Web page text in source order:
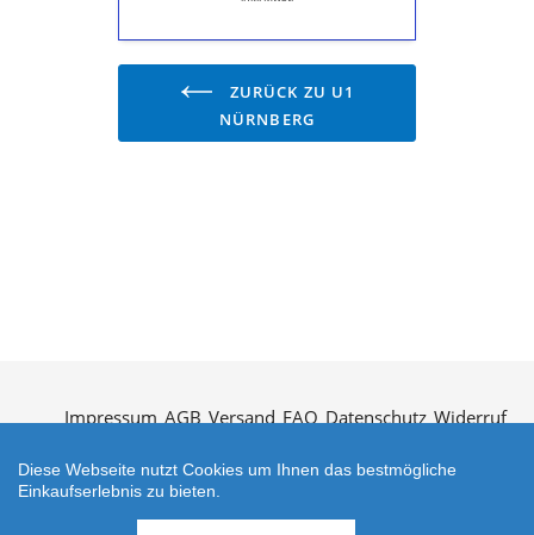
ZURÜCK ZU U1
NÜRNBERG
Impressum AGB Versand FAQ Datenschutz Widerruf
Diese Webseite nutzt Cookies um Ihnen das bestmögliche
Einkaufserlebnis zu bieten.